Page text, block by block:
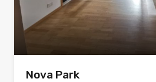
Nova Park